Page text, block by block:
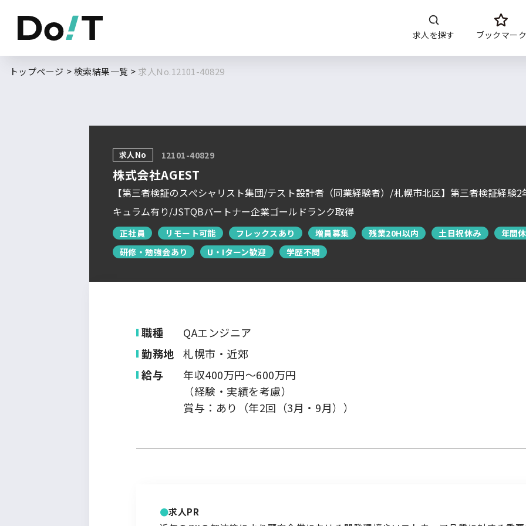
求人を探す ブックマーク
運営会社について
企業担当者の方へ
お問い合わせ
ログイン
求人履歴はありません。
勤務地 職種
北海道
東北
関東
北信越
東海
関西
中国・四国
トップページ 検索結果一覧 求人No.12101-40829
求人No 12101-40829
株式会社AGEST
【第三者検証のスぺシャリスト集団/テスト設計者（同業経験者）/札幌市北区】第三者検証経験
キュラム有り/JSTQBパートナー企業ゴールドランク取得
正社員 リモート可能 フレックスあり 増員募集 残業20H以内 土日祝休み
年間
研修・勉強会あり
U・Iターン歓迎 学歴不問
職種
QAエンジニア
勤務地
札幌市・近郊
給与
年収400万円～600万円
（経験・実績を考慮）
賞与：あり（年2回（3月・9月））
求人PR